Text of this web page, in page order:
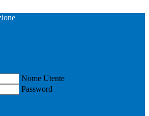
Nome Utente
Password